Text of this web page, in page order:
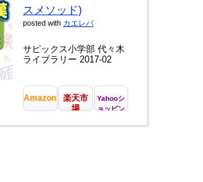
スメソッド)
posted with カエレバ
サピックス小学部 代々木
ライブラリー 2017-02
Amazon
楽天市
場
Yahooシ
ョッピン